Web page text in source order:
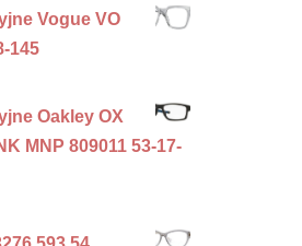
Vogue VO
145
Oakley OX
MNP 809011 53-17-